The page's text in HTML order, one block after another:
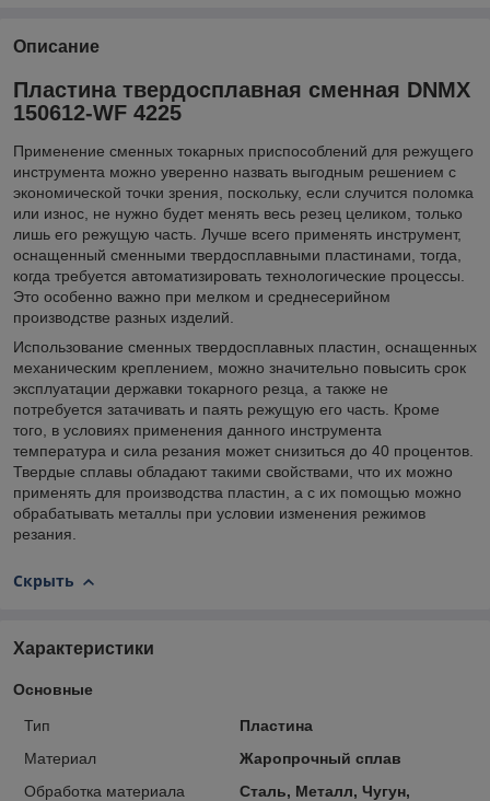
Описание
Пластина твердосплавная сменная DNMX
150612-WF 4225
Применение сменных токарных приспособлений для режущего
инструмента можно уверенно назвать выгодным решением с
экономической точки зрения, поскольку, если случится поломка
или износ, не нужно будет менять весь резец целиком, только
лишь его режущую часть. Лучше всего применять инструмент,
оснащенный сменными твердосплавными пластинами, тогда,
когда требуется автоматизировать технологические процессы.
Это особенно важно при мелком и среднесерийном
производстве разных изделий.
Использование сменных твердосплавных пластин, оснащенных
механическим креплением, можно значительно повысить срок
эксплуатации державки токарного резца, а также не
потребуется затачивать и паять режущую его часть. Кроме
того, в условиях применения данного инструмента
температура и сила резания может снизиться до 40 процентов.
Твердые сплавы обладают такими свойствами, что их можно
применять для производства пластин, а с их помощью можно
обрабатывать металлы при условии изменения режимов
резания.
Скрыть
Характеристики
Основные
Тип
Пластина
Материал
Жаропрочный сплав
Обработка материала
Сталь, Металл, Чугун,